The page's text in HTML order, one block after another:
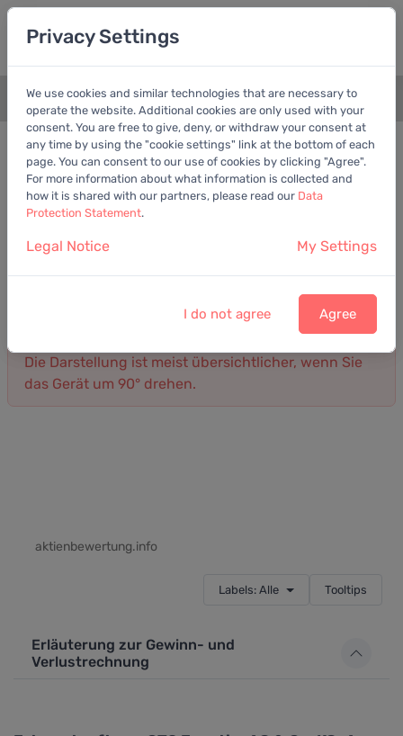
+
Bilanz Gewinn- und Verlustrechnung
Gewinn- und Verlustrechnung von CTS Eventim
AG & Co. KGaA
Die Darstellung ist meist übersichtlicher, wenn Sie
das Gerät um 90° drehen.
aktienbewertung.info
Labels: Alle Tooltips
Erläuterung zur Gewinn- und
Verlustrechnung
Privacy Settings
We use cookies and similar technologies that are necessary to
operate the website. Additional cookies are only used with your
consent. You are free to give, deny, or withdraw your consent at
any time by using the "cookie settings" link at the bottom of each
page. You can consent to our use of cookies by clicking "Agree".
For more information about what information is collected and
how it is shared with our partners, please read our Data
Protection Statement.
Legal Notice My Settings
I do not agree Agree